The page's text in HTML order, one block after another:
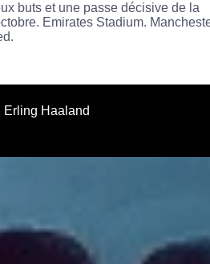
buts et une passe décisive de la
Emirates Stadium.
Erling Haaland